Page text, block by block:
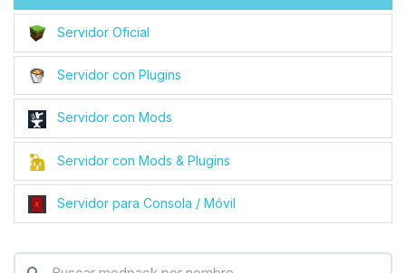
Servidor Oficial
Servidor con Plugins
Servidor con Mods
Servidor con Mods & Plugins
Servidor para Consola / Móvil